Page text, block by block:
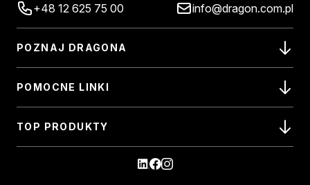
+48 12 625 75 00
info@dragon.com.pl
POZNAJ DRAGONA
POMOCNE LINKI
TOP PRODUKTY